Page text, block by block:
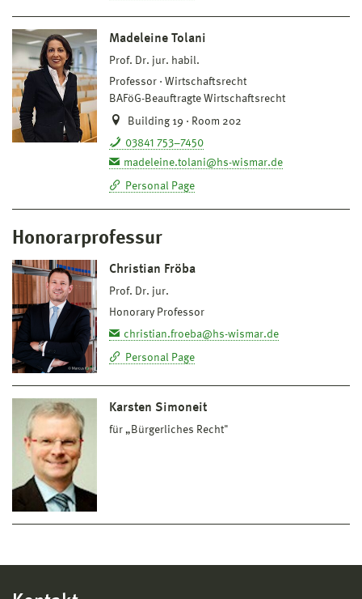
Madeleine Tolani
Prof. Dr. jur. habil.
Professor
Wirtschaftsrecht
BAFöG-Beauftragte Wirtschaftsrecht
Building 19 · Room 202
03841 753–7450
madeleine.tolani@hs-wismar.de
Personal Page
Honorarprofessur
Christian Fröba
Prof. Dr. jur.
Honorary Professor
christian.froeba@hs-wismar.de
Personal Page
Karsten Simoneit
für „Bürgerliches Recht"